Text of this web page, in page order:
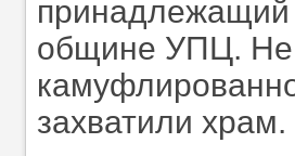
принадлежащий
общине УПЦ.
захватили храм.